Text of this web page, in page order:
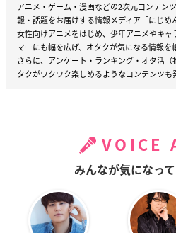
アニメ・ゲーム・漫画などの2次元コンテン
報・話題をお届けする情報メディア「にじめ
女性向けアニメをはじめ、少年アニメやキ
マーにも幅を広げ、オタクが気になる情報を
さらに、アンケート・ランキング・オタ活
タクがワクワク楽しめるようなコンテンツも
VOICE
みんなが気になっ